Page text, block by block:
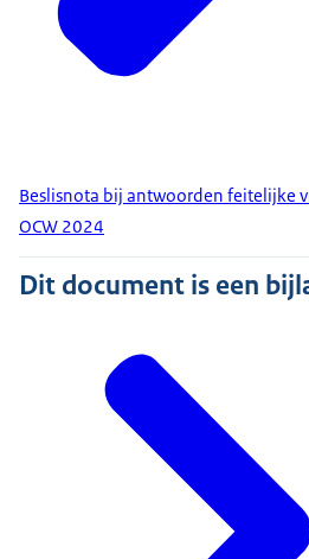
Beslisnota bij antwoorden feitelijke
OCW 2024
Dit document is een